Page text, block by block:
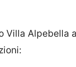
Villa Alpebella